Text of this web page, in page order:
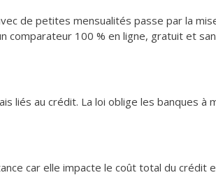
de petites mensualités passe par la
comparateur 100 % en ligne, gratuit et
liés au crédit. La loi oblige les banques
car elle impacte le coût total du